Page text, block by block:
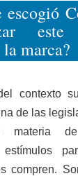
escogió
este
marca?
contexto
de las
materia
estímulos
compren.